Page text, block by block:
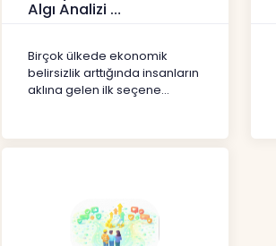
Algı Analizi
Birçok ülkede ekonomik
belirsizlik arttığında insanların
aklına gelen ilk seçene...